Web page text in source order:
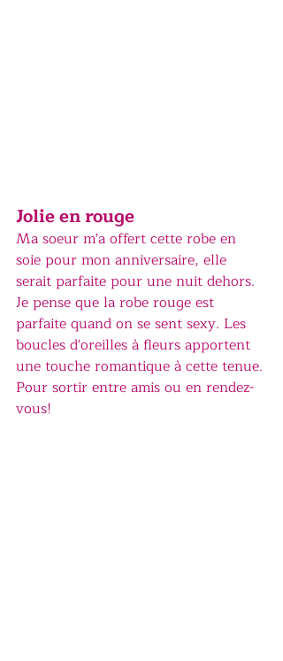
Jolie en rouge
Ma soeur m'a offert cette robe en
soie pour mon anniversaire, elle
serait parfaite pour une nuit dehors.
Je pense que la robe rouge est
parfaite quand on se sent sexy. Les
boucles d'oreilles à fleurs apportent
une touche romantique à cette tenue.
Pour sortir entre amis ou en rendez-
vous!